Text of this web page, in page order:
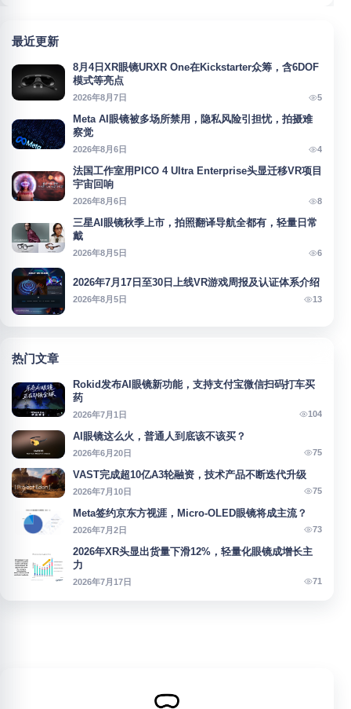
最近更新
8月4日XR眼镜URXR One在Kickstarter众筹，含6DOF
模式等亮点
2026年8月7日 5
Meta AI眼镜被多场所禁用，隐私风险引担忧，拍摄难
察觉
2026年8月6日 4
法国工作室用PICO 4 Ultra Enterprise头显迁移VR项目
宇宙回响
2026年8月6日 8
三星AI眼镜秋季上市，拍照翻译导航全都有，轻量日常
戴
2026年8月5日 6
2026年7月17日至30日上线VR游戏周报及认证体系介绍
2026年8月5日 13
热门文章
Rokid发布AI眼镜新功能，支持支付宝微信扫码打车买
药
2026年7月1日 104
AI眼镜这么火，普通人到底该不该买？
2026年6月20日 75
VAST完成超10亿A3轮融资，技术产品不断迭代升级
2026年7月10日 75
Meta签约京东方视涯，Micro-OLED眼镜将成主流？
2026年7月2日 73
2026年XR头显出货量下滑12%，轻量化眼镜成增长主
力
2026年7月17日 71